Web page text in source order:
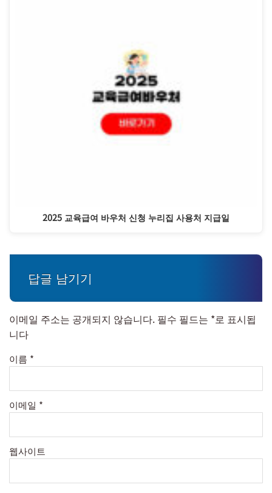
2025 교육급여 바우처 신청 누리집 사용처 지급일
답글 남기기
이메일 주소는 공개되지 않습니다. 필수 필드는 *로 표시됩
니다
이름 *
이메일 *
웹사이트